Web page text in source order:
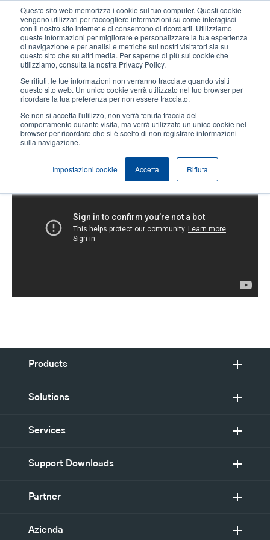
Questo sito web memorizza i cookie sul tuo computer. Questi cookie
vengono utilizzati per raccogliere informazioni su come interagisci
con il nostro sito internet e ci consentono di ricordarti. Utilizziamo
queste informazioni per migliorare e personalizzare la tua esperienza
di navigazione e per analisi e metriche sui nostri visitatori sia su
questo sito che su altri media. Per saperne di più sui cookie che
utilizziamo, consulta la nostra Privacy Policy.
Se rifiuti, le tue informazioni non verranno tracciate quando visiti
questo sito web. Un unico cookie verrà utilizzato nel tuo browser per
ricordare la tua preferenza per non essere tracciato.
Se non si accetta l'utilizzo, non verrà tenuta traccia del
comportamento durante visita, ma verrà utilizzato un unico cookie nel
browser per ricordare che si è scelto di non registrare informazioni
sulla navigazione.
Impostazioni cookie Accetta Rifiuta
contenuto
principale
User
account
User
Header
Seleziona Prodotti Contatto Vendite
Alpha-3R: accoppiamento di un
dispositivo portatile WinCE con la
stampante
Products
Solutions
Services
Support Downloads
Partner
Azienda